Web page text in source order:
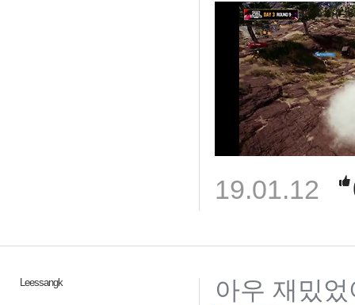
19.01.12
Leessangk 아우 재밌